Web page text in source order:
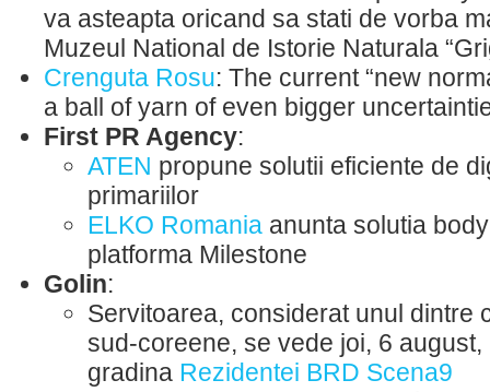
va asteapta oricand sa stati de vorba
Muzeul National de Istorie Naturala
Crenguta Rosu: The current “new
a ball of yarn of even bigger
First PR Agency:
ATEN propune solutii eficiente de
primariilor
ELKO Romania anunta solutia
platforma Milestone
Golin:
Servitoarea, considerat unul dintre
sud-coreene, se vede joi, 6 august,
gradina Rezidentei BRD Scena9